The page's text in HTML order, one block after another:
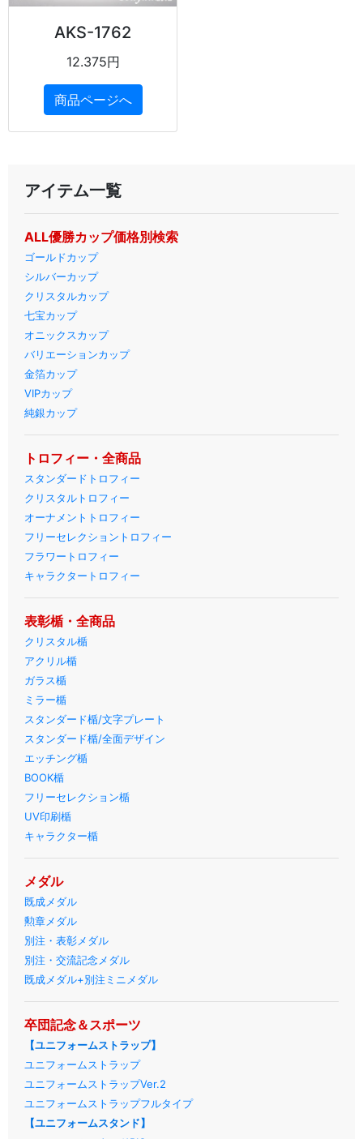
AKS-1762
12.375円
商品ページへ
アイテム一覧
ALL優勝カップ価格別検索
ゴールドカップ
シルバーカップ
クリスタルカップ
七宝カップ
オニックスカップ
バリエーションカップ
金箔カップ
VIPカップ
純銀カップ
トロフィー・全商品
スタンダードトロフィー
クリスタルトロフィー
オーナメントトロフィー
フリーセレクショントロフィー
フラワートロフィー
キャラクタートロフィー
表彰楯・全商品
クリスタル楯
アクリル楯
ガラス楯
ミラー楯
スタンダード楯/文字プレート
スタンダード楯/全面デザイン
エッチング楯
BOOK楯
フリーセレクション楯
UV印刷楯
キャラクター楯
メダル
既成メダル
勲章メダル
別注・表彰メダル
別注・交流記念メダル
既成メダル+別注ミニメダル
卒団記念＆スポーツ
【ユニフォームストラップ】
ユニフォームストラップ
ユニフォームストラップVer.2
ユニフォームストラップフルタイプ
【ユニフォームスタンド】